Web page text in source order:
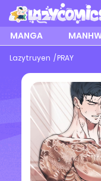
MANGA
Lazytruyen PRAY